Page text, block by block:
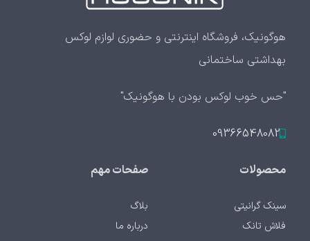
هوگونیک، فروشگاه اینترنتی و حضوری لوازم لوکس
بهداشتی ساختمانی
"حس خوب لوکس بودن با هوگونیک"
09366548082
محصولات
سینک گرانیتی
فلاش تانک
صفحات مهم
بلاگ
درباره ما